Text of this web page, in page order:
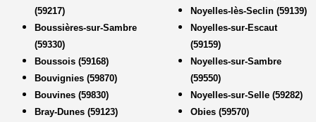
(59217)
Boussières-sur-Sambre
(59330)
Boussois (59168)
Bouvignies (59870)
Bouvines (59830)
Bray-Dunes (59123)
Noyelles-lès-Seclin (59139)
Noyelles-sur-Escaut
(59159)
Noyelles-sur-Sambre
(59550)
Noyelles-sur-Selle (59282)
Obies (59570)